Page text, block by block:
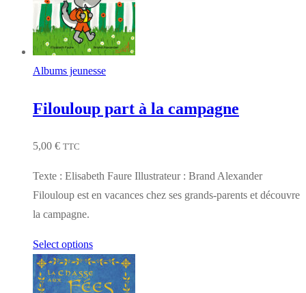
Albums jeunesse
Filouloup part à la campagne
5,00 € TTC
Texte : Elisabeth Faure Illustrateur : Brand Alexander
Filouloup est en vacances chez ses grands-parents et découvre
la campagne.
Select options